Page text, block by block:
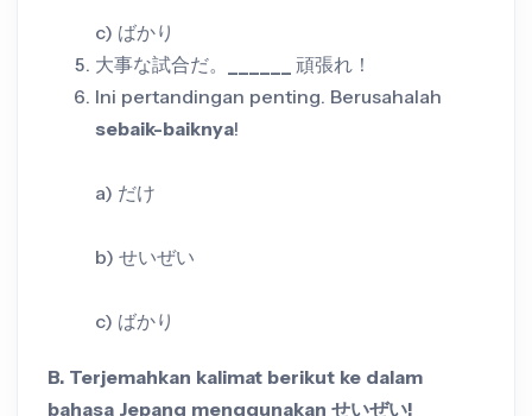
c) ばかり
大事な試合だ。
頑張れ！
Ini pertandingan penting. Berusahalah
sebaik-baiknya!
a) だけ
b) せいぜい
c) ばかり
B. Terjemahkan kalimat berikut ke dalam
bahasa Jepang menggunakan せいぜい!